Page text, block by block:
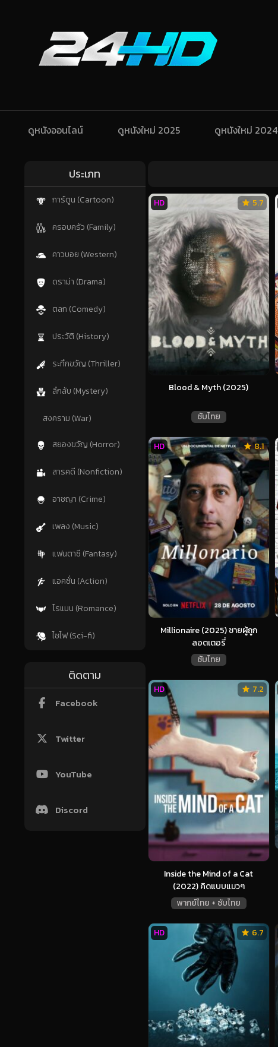
ดูหนังออนไลน์ ดูหนังใหม่ 2025 ดูหนังใหม่ 2024
ประเภท
การ์ตูน (Cartoon)
ครอบครัว (Family)
คาวบอย (Western)
ดราม่า (Drama)
ตลก (Comedy)
ประวัติ (History)
ระทึกขวัญ (Thriller)
ลึกลับ (Mystery)
สงคราม (War)
สยองขวัญ (Horror)
สารคดี (Nonfiction)
อาชญา (Crime)
เพลง (Music)
แฟนตาซี (Fantasy)
แอคชั่น (Action)
โรแมน (Romance)
ไซไฟ (Sci-fi)
ติดตาม
Facebook
Twitter
YouTube
Discord
Blood & Myth (2025)
ซับไทย
5.7
HD
Millionaire (2025) ชายผู้ถูก
ลอตเตอรี่
ซับไทย
8.1
HD
Inside the Mind of a Cat
(2022) คิดแบบแมวๆ
พากย์ไทย + ซับไทย
7.2
HD
6.7
HD